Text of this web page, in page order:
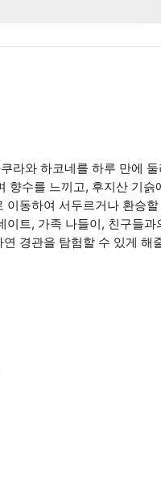
라와 하코네를 하루 만에
향수를 느끼고, 후지산 기
동하여 서두르거나 환승
트, 가족 나들이, 친구들
경관을 탐험할 수 있게 해